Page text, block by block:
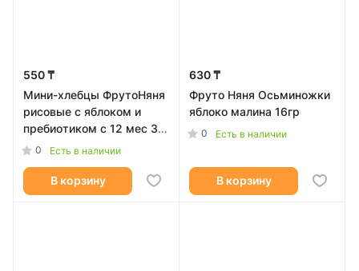
550 ₸
Мини-хлебцы ФрутоНяня
рисовые с яблоком и
пребиотиком с 12 мес 30
г 0 Есть в наличии
В корзину
630 ₸
Фруто Няня Осьминожки
яблоко малина 16гр
0 Есть в наличии
В корзину